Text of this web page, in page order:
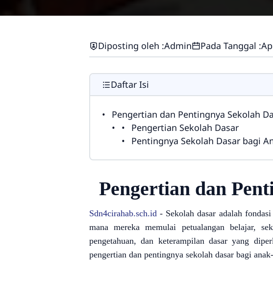
Diposting oleh :Admin Pada Tanggal :
Daftar Isi
Pengertian dan Pentingnya Sekolah
Pengertian Sekolah Dasar
Pentingnya Sekolah Dasar bagi
Pengertian dan
Sdn4cirahab.sch.id - Sekolah dasar adalah
mana mereka memulai petualangan belajar,
pengetahuan, dan keterampilan dasar yang
pengertian dan pentingnya sekolah dasar bagi